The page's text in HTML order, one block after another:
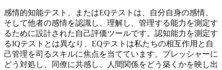
感情的知能テスト、またはEQテストは、自分自身の感情、
そして他者の感情を認識し、理解し、管理する能力を測定す
るために設計された自己評価ツールです。認知能力を測定す
るIQテストとは異なり、EQテストは私たちの相互作用と自
己管理を司るスキルに焦点を当てています。プレッシャーに
どう対処し、同僚に共感し、人間関係をどう築くかを映し出